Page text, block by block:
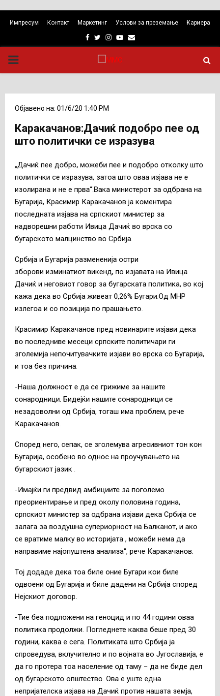
Импресум Контакт Маркетинг Услови за преземање Кариера
Facebook
TwitterInstagram
Youtube
Email
PRIMARY
Објавено на: 01/6/20 1:40 PM
Каракачанов:Дачиќ подобро пее од
што политички се изразува
„Дачиќ пее добро, можеби пее и подобро отколку што
политички се изразува, затоа што оваа изјава не е
изолирана и не е прва“.Вака министерот за одбрана на
Бугарија, Красимир Каракачанов ја коментира
последната изјава на српскиот министер за
надворешни работи Ивица Дачиќ во врска со
бугарското малцинство во Србија.
Србија и Бугарија размененија остри
зборови изминатиот викенд, по изјавата на Ивица
Дачиќ и неговиот говор за бугарската политика, во кој
кажа дека во Србија живеат 0,26% Бугари.Од МНР
излегоа и со позиција по прашањето.
Красимир Каракачанов пред новинарите изјави дека
во последниве месеци српските политичари ги
зголемија непочитувачките изјави во врска со Бугарија,
и тоа без причина.
-Наша должност е да се грижиме за нашите
сонародници. Бидејќи нашите сонародници се
незадоволни од Србија, тогаш има проблем, рече
Каракачанов.
Според него, сепак, се зголемува агресивниот тон кон
Бугарија, особено во однос на проучувањето на
бугарскиот јазик .
-Имајќи ги предвид амбициите за поголемо
преориентирање и пред околу половина година,
српскиот министер за одбрана изјави дека Србија се
залага за воздушна супериорност на Балканот, и ако
се вратиме малку во историјата , можеби нема да
направиме најопуштена анализа“, рече Каракачанов.
Тој додаде дека тоа биле оние Бугари кои биле
одвоени од Бугарија и биле дадени на Србија според
Нејскиот договор.
-Тие беа подложени на геноцид и по 44 години оваа
политика продолжи. Погледнете каква беше пред 30
години, каква е сега. Политиката што Србија ја
спроведува, вклучително и по војната во Југославија, е
да го протера тоа население од таму – да не биде дел
од бугарското општество. Ова е уште една
непријателска изјава на Дачиќ против нашата земја,